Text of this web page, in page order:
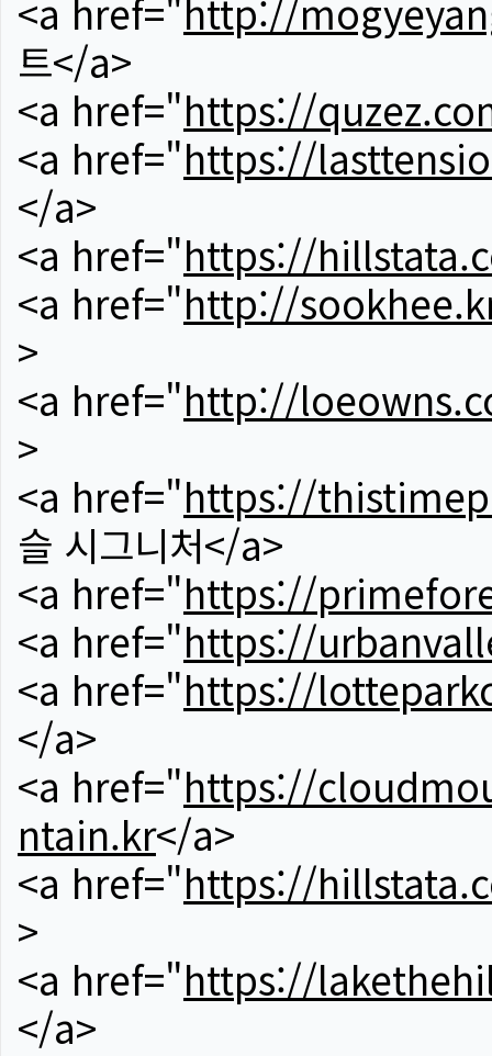
<a href="http://
트</a>
<a href="https://
<a href="https://
</a>
<a href="https://
<a href="http://
>
<a href="http://
>
<a href="https://
슬 시그니처</a>
<a href="https://
<a href="https://
<a href="https://
</a>
<a href="https://
ntain.kr</a>
<a href="https://
>
<a href="https://
</a>